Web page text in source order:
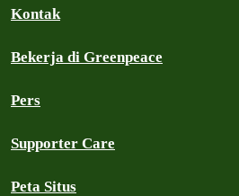
Kontak
Bekerja di Greenpeace
Pers
Supporter Care
Peta Situs